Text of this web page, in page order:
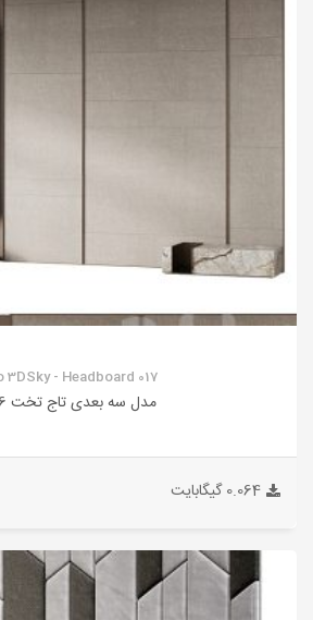
3DSky - Headboard 017
مدل سه بعدی تاج تخت 146
0.064 گیگابایت